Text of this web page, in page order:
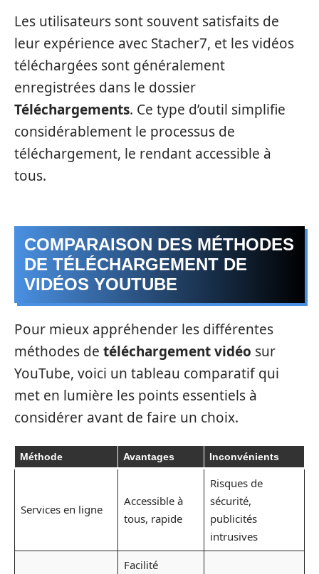
Les utilisateurs sont souvent satisfaits de
leur expérience avec Stacher7, et les vidéos
téléchargées sont généralement
enregistrées dans le dossier
Téléchargements. Ce type d’outil simplifie
considérablement le processus de
téléchargement, le rendant accessible à
tous.
COMPARAISON DES MÉTHODES
DE TÉLÉCHARGEMENT DE
VIDÉOS YOUTUBE
Pour mieux appréhender les différentes
méthodes de téléchargement vidéo sur
YouTube, voici un tableau comparatif qui
met en lumière les points essentiels à
considérer avant de faire un choix.
Méthode Avantages Inconvénients
Services en ligne
Accessible à
tous, rapide
Risques de
sécurité,
publicités
intrusives
Facilité